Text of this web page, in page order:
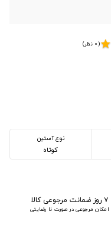
star(0 نظر)
نوع آستین
کوتاه
۷ روز ضمانت مرجوعی کالا
امکان مرجوعی در صورت نا رضایتی